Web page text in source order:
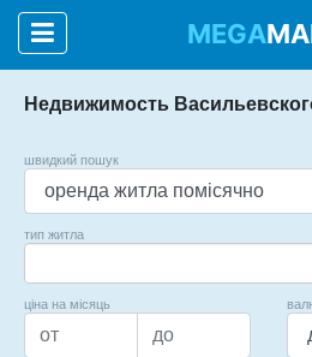
MEGA
Недвижимость
швидкий пошук
тип житла
ціна на місяць